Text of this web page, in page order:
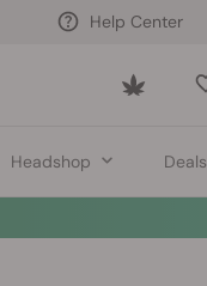
Help Center
Headshop Deals